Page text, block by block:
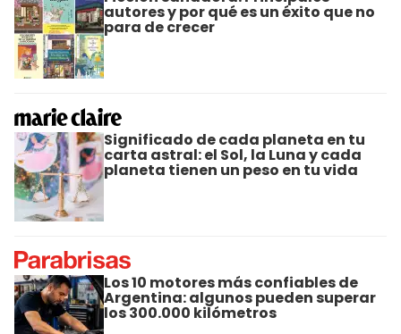
autores y por qué es un éxito que no
para de crecer
Significado de cada planeta en tu
carta astral: el Sol, la Luna y cada
planeta tienen un peso en tu vida
Los 10 motores más confiables de
Argentina: algunos pueden superar
los 300.000 kilómetros